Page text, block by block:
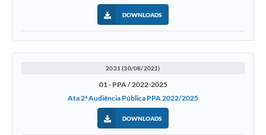
DOWNLOADS
2021 (30/08/2021)
01 - PPA / 2022-2025
Ata 2ª Audiência Pública PPA 2022/2025
DOWNLOADS